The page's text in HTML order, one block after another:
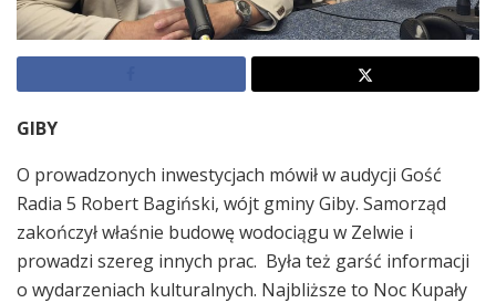
GIBY
O prowadzonych inwestycjach mówił w audycji Gość
Radia 5 Robert Bagiński, wójt gminy Giby. Samorząd
zakończył właśnie budowę wodociągu w Zelwie i
prowadzi szereg innych prac. Była też garść informacji
o wydarzeniach kulturalnych. Najbliższe to Noc Kupały